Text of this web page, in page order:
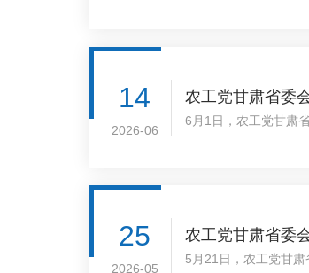
14
2026-06
农工党甘肃省委
6月1日，农工党甘肃
25
2026-05
农工党甘肃省委
5月21日，农工党甘肃